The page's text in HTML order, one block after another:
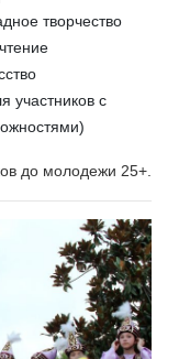
творчество
участников с
до молодежи 25+.